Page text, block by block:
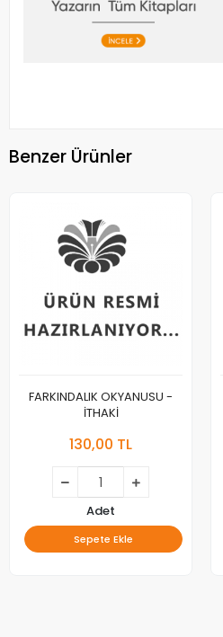
Benzer Ürünler
FARKINDALIK OKYANUSU -
İTHAKİ
130,00 TL
Adet
Sepete Ekle